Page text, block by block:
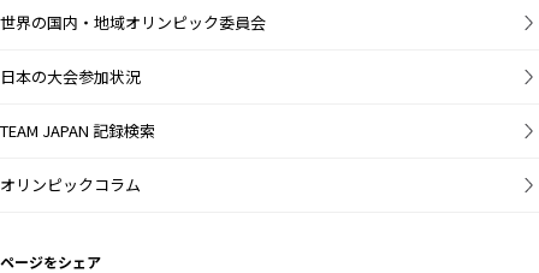
世界の国内・地域オリンピック委員会
日本の大会参加状況
TEAM JAPAN 記録検索
オリンピックコラム
ページをシェア